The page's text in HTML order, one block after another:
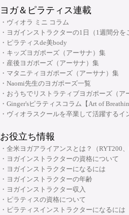
RYT300の取得について
弊社にてRYT300取得する場合、
科目：150時間の合わせて300時
ていただく必要がございます。
現在のところ取得期間に制限は設
内にカリキュラムの変更や科目の
他の事情により取得期間を設定
ざいますので、ご了承ください。
なお、カリキュラム・必須/選択
ことがあります。
◆ご不明な点やご相談は...ヴィオ
トセンターまで
受付時間：月～土/10:00～20:00
TEL:06-6262-5852
大阪府大阪市中央区安土町2-5-5 本町明大ビル
TEL: 06-6926-8422
プコース
・ヨガ指導者向け：個人プログラミング
ムの組み方～
・ヨガ指導者向け：アジャストメント＆
プコース
・メンタルケアヨガ(心のためのヨガ)指
チャクラ講座
顔筋調整ヨガ養成指導者コース
ヨガ＆ピラティス連載
・ヴィオラ ミニ コラム
・ヨガインストラクターの1日（1週間分を
・ピラティスde美body
・キッズヨガポーズ（アーサナ）集
・産後ヨガポーズ（アーサナ）集
・マタニティヨガポーズ（アーサナ）集
・Naomi先生のヨガポーズ一覧
・おうちでリストラティブヨガポーズ（ア
・Ginger'sピラティスコラム【Art of
・ヴィオラスクールを卒業して活躍するイ
お役立ち情報
・全米ヨガアライアンスとは？（RYT200、
・ヨガインストラクターの資格について
・ヨガインストラクターになるには
・ヨガインストラクターの年齢
・ヨガインストラクター収入
・ピラティスの資格について
・ピラティスインストラクターになるには